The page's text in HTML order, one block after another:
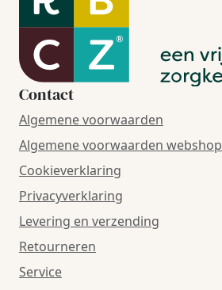
Contact
Algemene voorwaarden
Algemene voorwaarden webshop
Cookieverklaring
Privacyverklaring
Levering en verzending
Retourneren
Service